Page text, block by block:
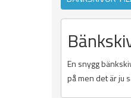
En snygg
på men det är ju